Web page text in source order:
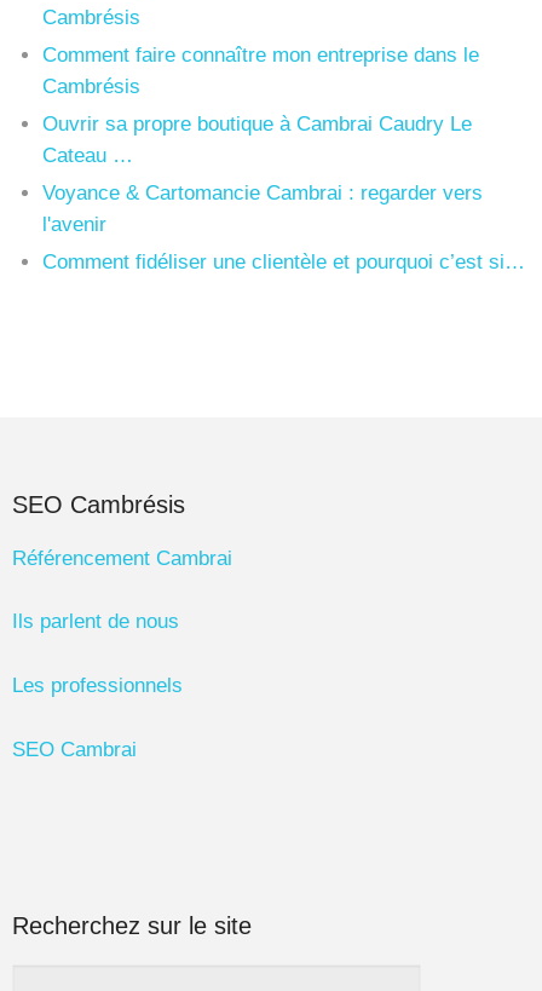
Cambrésis
Comment faire connaître mon entreprise dans le
Cambrésis
Ouvrir sa propre boutique à Cambrai Caudry Le
Cateau …
Voyance & Cartomancie Cambrai : regarder vers
l'avenir
Comment fidéliser une clientèle et pourquoi c’est si…
SEO Cambrésis
Référencement Cambrai
Ils parlent de nous
Les professionnels
SEO Cambrai
Recherchez sur le site